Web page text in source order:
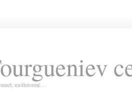
molletonné…